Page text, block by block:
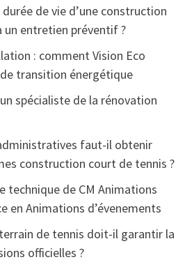
de vie d’une construction
un entretien préventif ?
: comment Vision Eco
transition énergétique
spécialiste de la rénovation
faut-il obtenir
construction court de tennis ?
technique de CM Animations
en Animations d’évenements
de tennis doit-il garantir la
officielles ?